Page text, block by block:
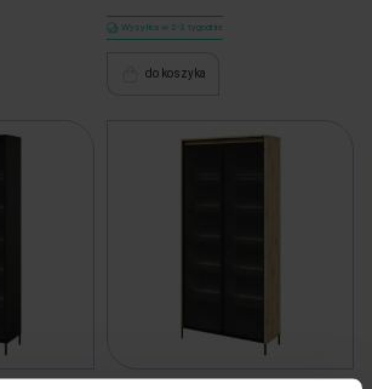
Wysyłka w 2-3 tygodnie
do koszyka